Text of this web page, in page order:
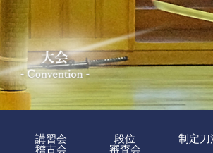
講習会
稽古会
段位
審査会
制定刀